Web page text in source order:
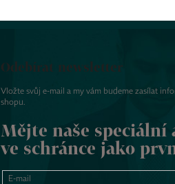
Odebírat newsletter
Vložte svůj e-mail a my vám budeme zasílat
shopu.
Mějte naše speciální
ve schránce jako
E-mail